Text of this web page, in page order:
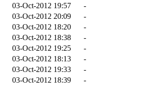
03-Oct-2012 19:57
-
03-Oct-2012 20:09
-
03-Oct-2012 18:20
-
03-Oct-2012 18:38
-
03-Oct-2012 19:25
-
03-Oct-2012 18:13
-
03-Oct-2012 19:33
-
03-Oct-2012 18:39
-